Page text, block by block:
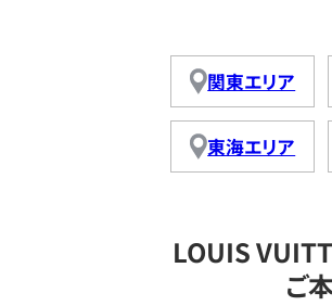
関東エリア
東海エリア
LOUIS
ご